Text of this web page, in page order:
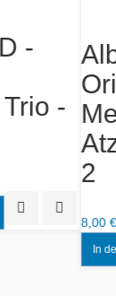
Quick ViewAdd to
-
-
2
8,00